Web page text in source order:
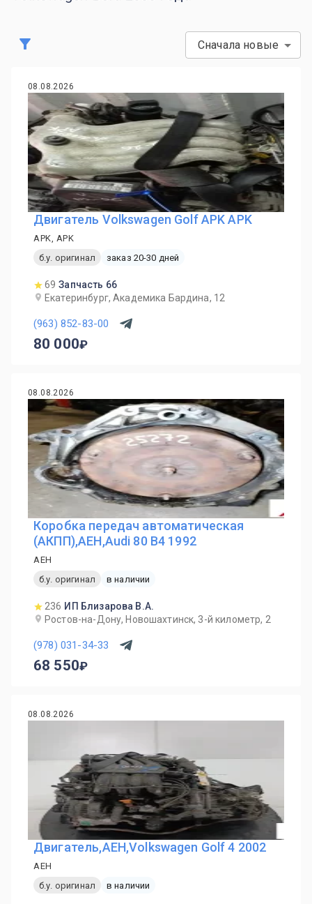
Сначала новые
08.08.2026
Двигатель Volkswagen Golf APK APK
APK, APK
б.у. оригинал
заказ 20-30 дней
69 Запчасть 66
Екатеринбург, Академика Бардина, 12
(963) 852-83-00
80 000
08.08.2026
Коробка передач автоматическая
(АКПП),AEH,Audi 80 B4 1992
AEH
б.у. оригинал
в наличии
236 ИП Близарова В.А.
Ростов-на-Дону, Новошахтинск, 3-й километр, 2
(978) 031-34-33
68 550
08.08.2026
Двигатель,AEH,Volkswagen Golf 4 2002
AEH
б.у. оригинал
в наличии